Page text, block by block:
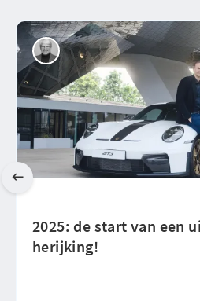
2025: de start van een
herijking!